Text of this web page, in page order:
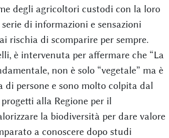
degli agricoltori custodi con la loro
di informazioni e sensazioni
rischia di scomparire per sempre.
è intervenuta per affermare che “La
non è solo “vegetale” ma è
di persone e sono molto colpita dal
alla Regione per il
la biodiversità per dare valore
a conoscere dopo studi